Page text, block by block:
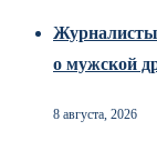
о мужской
8 августа, 2026